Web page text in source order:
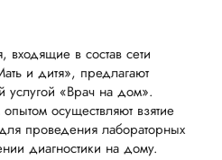
входящие в состав сети
и дитя», предлагают
услугой «Врач на дом».
осуществляют взятие
проведения лабораторных
диагностики на дому.